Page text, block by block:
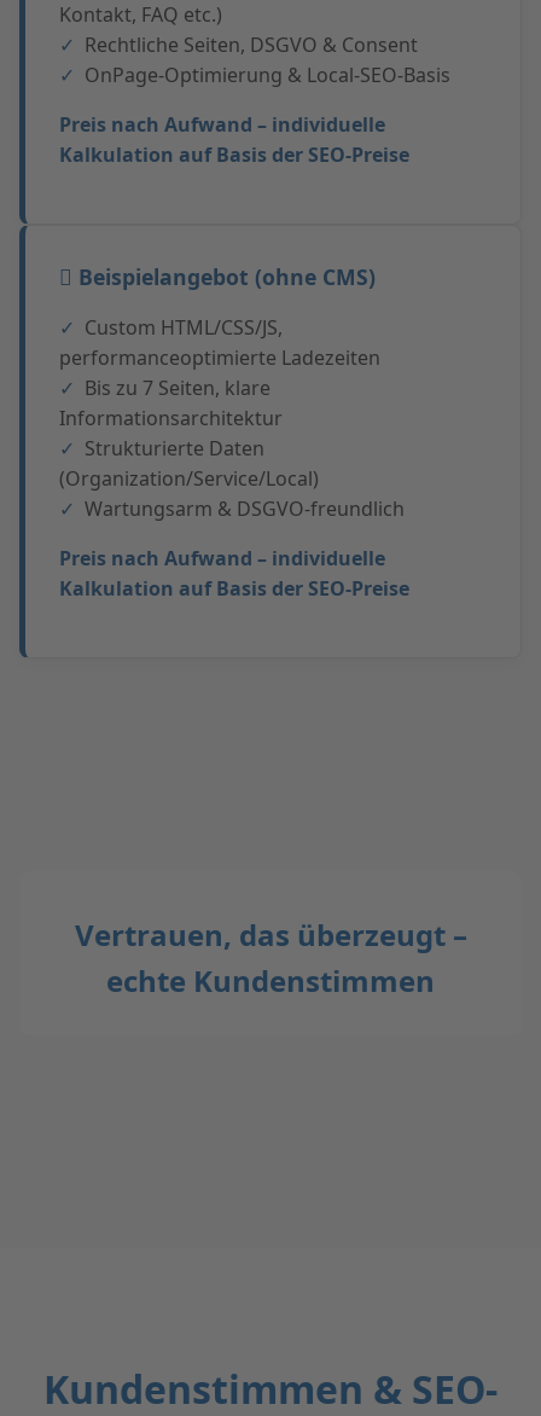
Kontakt, FAQ etc.)
Rechtliche Seiten, DSGVO & Consent
OnPage-Optimierung & Local-SEO-Basis
Preis nach Aufwand – individuelle
Kalkulation auf Basis der SEO-Preise
Beispielangebot (ohne CMS)
Custom HTML/CSS/JS,
performanceoptimierte Ladezeiten
Bis zu 7 Seiten, klare
Informationsarchitektur
Strukturierte Daten
(Organization/Service/Local)
Wartungsarm & DSGVO-freundlich
Preis nach Aufwand – individuelle
Kalkulation auf Basis der SEO-Preise
Vertrauen, das überzeugt –
echte Kundenstimmen
Kundenstimmen & SEO-